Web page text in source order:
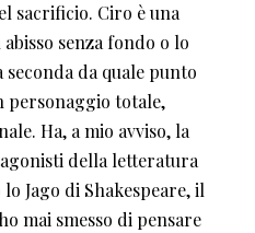
sacrificio. Ciro è una
senza fondo o lo
da quale punto
personaggio totale,
Ha, a mio avviso, la
della letteratura
Jago di Shakespeare, il
mai smesso di pensare